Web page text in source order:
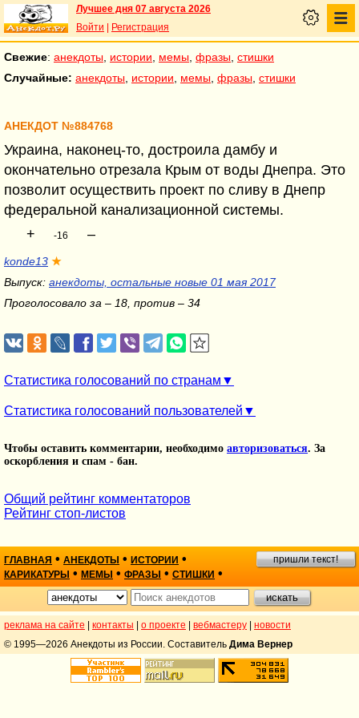
Лучшее дня 07 августа 2026
Войти
Регистрация
Свежие: анекдоты истории мемы фразы стишки
Случайные: анекдоты истории мемы фразы стишки
АНЕКДОТ №884768
Украина, наконец-то, достроила дамбу и
окончательно отрезала Крым от воды Днепра. Это
позволит осуществить проект по сливу в Днепр
федеральной канализационной системы.
+
-16 –
konde13 ★
Выпуск: анекдоты, остальные новые 01 мая 2017
Проголосовало за – 18, против – 34
Статистика голосований по странам
Статистика голосований пользователей
Чтобы оставить комментарии, необходимо авторизоваться. За
оскорбления и спам - бан.
Общий рейтинг комментаторов
Рейтинг стоп-листов
ГЛАВНАЯ • АНЕКДОТЫ • ИСТОРИИ •
КАРИКАТУРЫ • МЕМЫ • ФРАЗЫ • СТИШКИ •
пришли текст!
реклама на сайте контакты о проекте вебмастеру
новости
© 1995—2026 Анекдоты из России. Составитель Дима Вернер